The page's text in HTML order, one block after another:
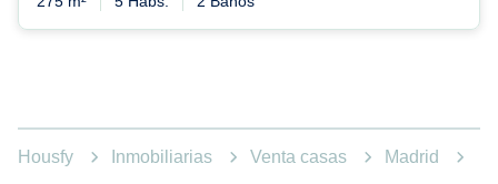
Housfy Inmobiliarias Venta casas Madrid